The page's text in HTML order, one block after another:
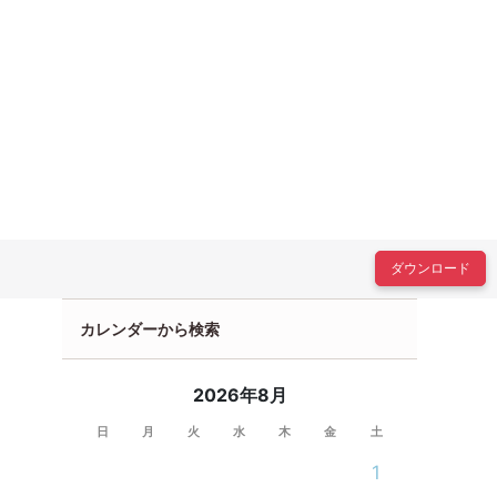
ダウンロード
カレンダーから検索
2026年8月
日 月 火 水 木 金 土
1